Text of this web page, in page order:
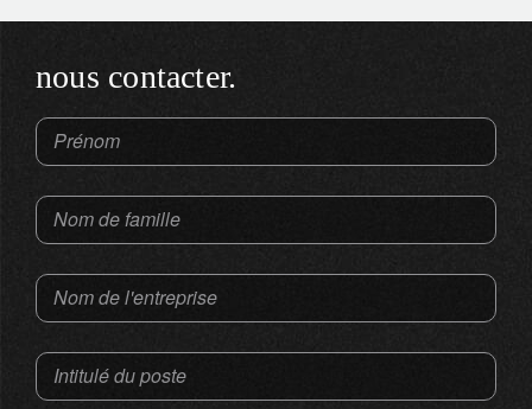
nous contacter.
Prénom
Nom de famille
Nom de l'entreprise
Intitulé du poste